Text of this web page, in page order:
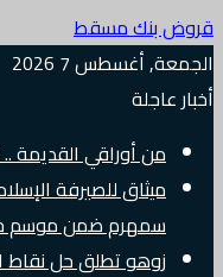
قروض بنك مسقط
الجمعة, أغسطس 7 2026
أخبار عاجلة
من أوراقي القديمة
ميثاق للصيرفة
سمهرم ضمن موسم